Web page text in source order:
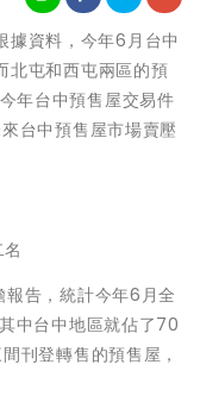
資料，今年6月台中
北屯和西屯兩區的預
年台中預售屋交易件
台中預售屋市場賣壓
告，統計今年6月全
中台中地區就佔了70
刊登轉售的預售屋，